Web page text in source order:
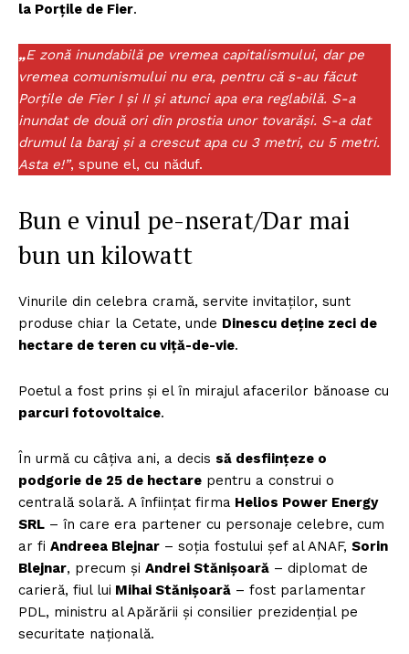
la Porțile de Fier.
„E zonă inundabilă pe vremea capitalismului, dar pe
vremea comunismului nu era, pentru că s-au făcut
Porțile de Fier I și II și atunci apa era reglabilă. S-a
inundat de două ori din prostia unor tovarăși. S-a dat
drumul la baraj și a crescut apa cu 3 metri, cu 5 metri.
Asta e!”, spune el, cu năduf.
Bun e vinul pe-nserat/Dar mai
bun un kilowatt
Vinurile din celebra cramă, servite invitaților, sunt
produse chiar la Cetate, unde Dinescu deține zeci de
hectare de teren cu viță-de-vie.
Poetul a fost prins și el în mirajul afacerilor bănoase cu
parcuri fotovoltaice.
În urmă cu câțiva ani, a decis să desființeze o
podgorie de 25 de hectare pentru a construi o
centrală solară. A înființat firma Helios Power Energy
SRL – în care era partener cu personaje celebre, cum
ar fi Andreea Blejnar – soția fostului șef al ANAF, Sorin
Blejnar, precum și Andrei Stănișoară – diplomat de
carieră, fiul lui Mihai Stănișoară – fost parlamentar
PDL, ministru al Apărării și consilier prezidențial pe
securitate națională.